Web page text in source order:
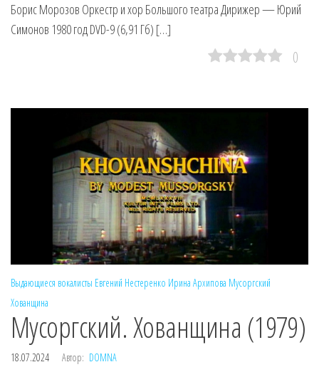
Борис Морозов Оркестр и хор Большого театра Дирижер — Юрий
Симонов 1980 год DVD-9 (6,91 Гб) […]
0
Выдающиеся вокалисты Евгений Нестеренко Ирина Архипова Мусоргский
Хованщина
Мусоргский. Хованщина (1979)
18.07.2024 Автор: DOMNA